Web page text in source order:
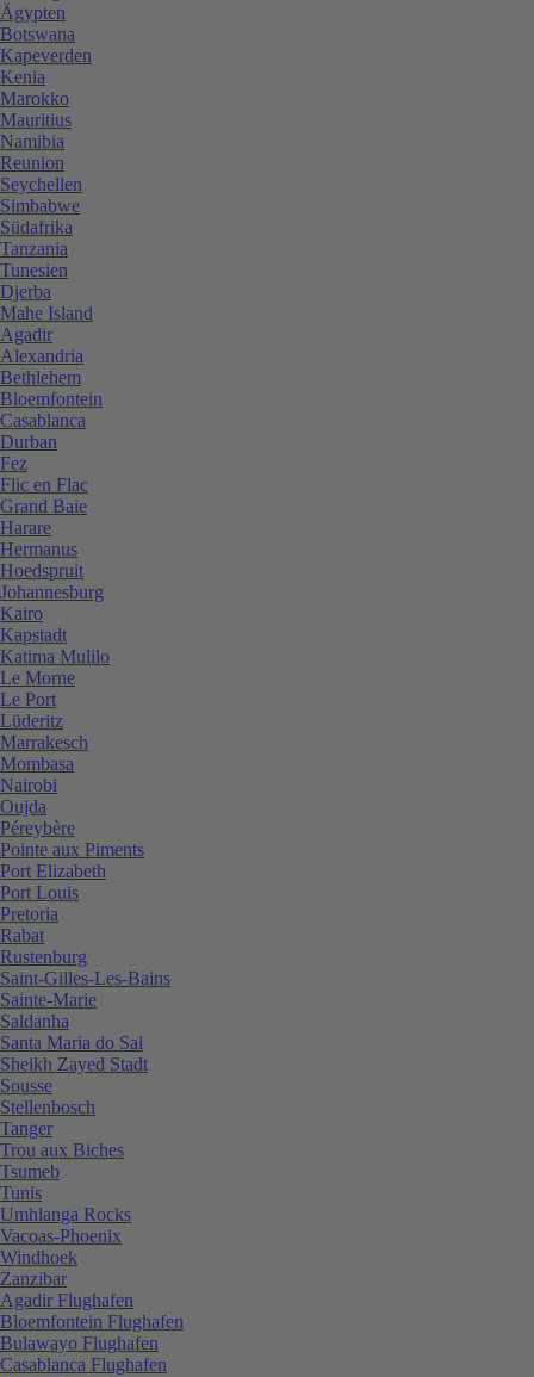
Ägypten
Botswana
Kapeverden
Kenia
Marokko
Mauritius
Namibia
Reunion
Seychellen
Simbabwe
Südafrika
Tanzania
Tunesien
Djerba
Mahe Island
Agadir
Alexandria
Bethlehem
Bloemfontein
Casablanca
Durban
Fez
Flic en Flac
Grand Baie
Harare
Hermanus
Hoedspruit
Johannesburg
Kairo
Kapstadt
Katima Mulilo
Le Morne
Le Port
Lüderitz
Marrakesch
Mombasa
Nairobi
Oujda
Péreybère
Pointe aux Piments
Port Elizabeth
Port Louis
Pretoria
Rabat
Rustenburg
Saint-Gilles-Les-Bains
Sainte-Marie
Saldanha
Santa Maria do Sal
Sheikh Zayed Stadt
Sousse
Stellenbosch
Tanger
Trou aux Biches
Tsumeb
Tunis
Umhlanga Rocks
Vacoas-Phoenix
Windhoek
Zanzibar
Agadir Flughafen
Bloemfontein Flughafen
Bulawayo Flughafen
Casablanca Flughafen